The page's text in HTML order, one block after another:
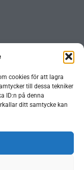
cookies för att lagra
till dessa tekniker
ID:n på denna
ditt samtycke kan